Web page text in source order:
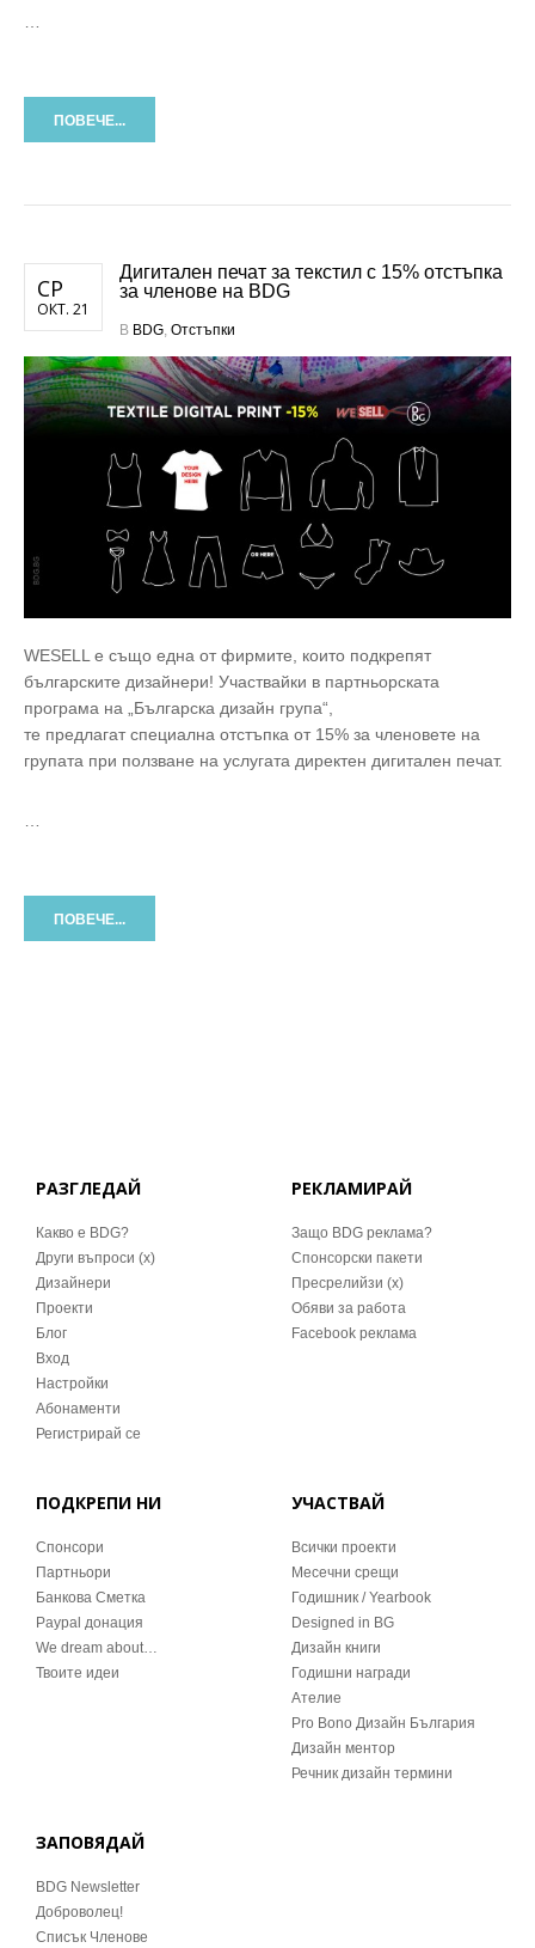
…
ПОВЕЧЕ...
СР
ОКТ. 21
Дигитален печат за текстил с 15% отстъпка
за членове на BDG
В BDG, Отстъпки
WESELL е също една от фирмите, които подкрепят
българските дизайнери! Участвайки в партньорската
програма на „Българска дизайн група“,
те предлагат специалнa отстъпкa от 15% за членовете на
групата при ползване на услугата директен дигитален печат.
…
ПОВЕЧЕ...
РАЗГЛЕДАЙ
Какво е BDG?
Други въпроси (x)
Дизайнери
Проекти
Блог
Вход
Настройки
Абонаменти
Регистрирай се
РЕКЛАМИРАЙ
Защо BDG реклама?
Спонсорски пакети
Пресрелийзи (x)
Обяви за работа
Facebook реклама
ПОДКРЕПИ НИ
Спонсори
Партньори
Банкова Сметка
Paypal донация
We dream about…
Твоите идеи
УЧАСТВАЙ
Всички проекти
Месечни срещи
Годишник / Yearbook
Designed in BG
Дизайн книги
Годишни награди
Ателие
Pro Bono Дизайн България
Дизайн ментор
Речник дизайн термини
ЗАПОВЯДАЙ
BDG Newsletter
Доброволец!
Списък Членове